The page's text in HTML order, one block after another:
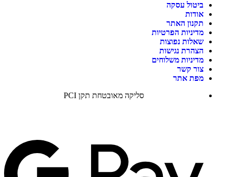
ביטול עסקה
אודות
תקנון האתר
מדיניות הפרטיות
שאלות נפוצות
הצהרת נגישות
מדיניות משלוחים
צור קשר
מפת אתר
סליקה מאובטחת תקן PCI